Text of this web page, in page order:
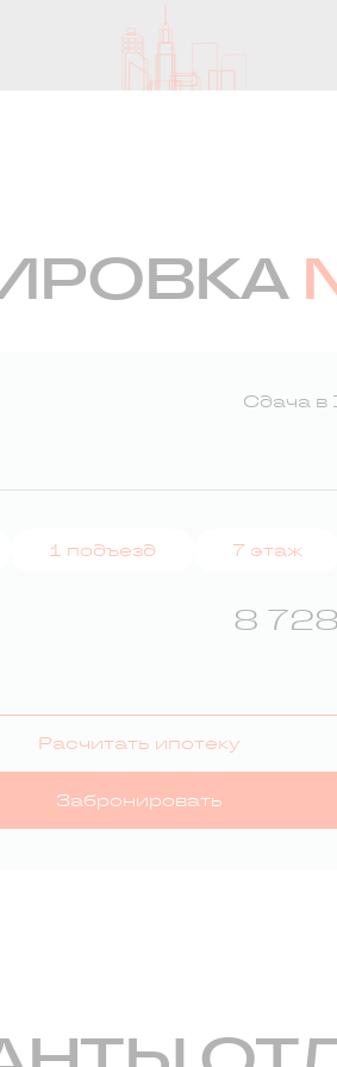
Сдача
1 подъезд 7 этаж
8
Расчитать ипотеку
Забронировать